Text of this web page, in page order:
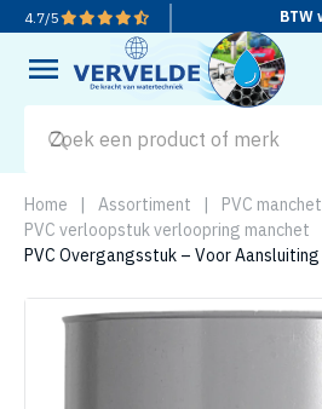
4.7/5 BTW
Home | Assortiment | PVC
PVC verloopstuk verloopring manchet
PVC Overgangsstuk – Voor Aansluiting